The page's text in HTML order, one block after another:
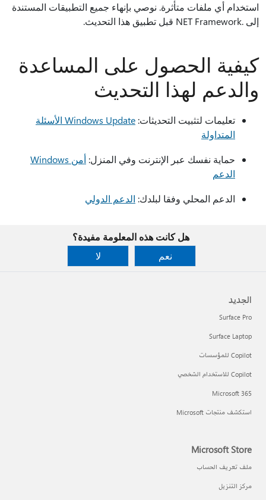
استخدام أي ملفات متأثرة. نوصي بإنهاء جميع التطبيقات المستندة
إلى .NET Framework قبل تطبيق هذا التحديث.
كيفية الحصول على المساعدة
والدعم لهذا التحديث
تعليمات لتثبيت التحديثات:
Windows Update الأسئلة
المتداولة
حماية نفسك عبر الإنترنت وفي المنزل:
أمن Windows
الدعم
الدعم المحلي وفقا لبلدك: الدعم الدولي
هل كانت هذه المعلومة مفيدة؟
نعم
لا
الجديد
Surface Pro
Surface Laptop
Copilot للمؤسسات
Copilot للاستخدام الشخصي
Microsoft 365
استكشف منتجات Microsoft
Microsoft Store
ملف تعريف الحساب
مركز التنزيل